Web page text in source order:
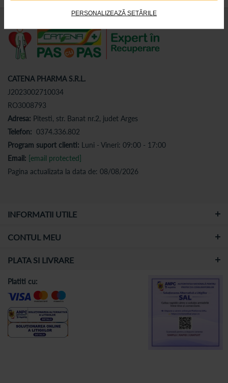
PERSONALIZEAZĂ SETĂRILE
CATENA PHARMA S.R.L.
J2023002710034
RO3008793
Adresa: Pitesti, str. Banat nr.2, judet Arges
Telefon: 0374.336.802
Program suport clienti: Luni - Vineri: 09:00 - 17:00
Email: [email protected]
Pagina actualizata la data de: 08/08/2026
INFORMATII UTILE
CONTUL MEU
PLATA SI LIVRARE
Platiti cu: